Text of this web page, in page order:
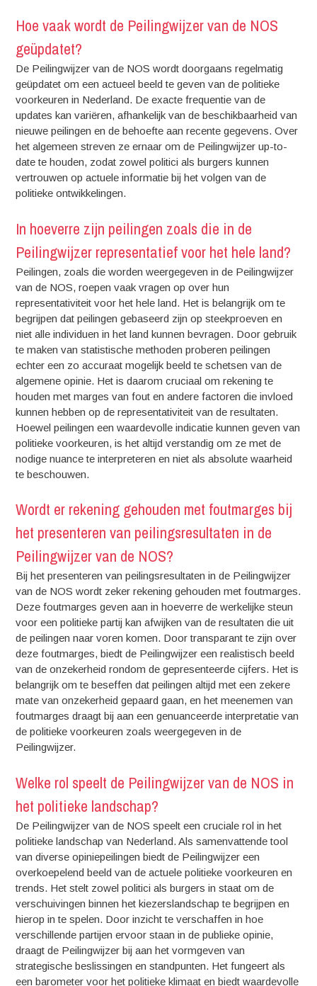
Hoe vaak wordt de Peilingwijzer van de NOS
geüpdatet?
De Peilingwijzer van de NOS wordt doorgaans regelmatig
geüpdatet om een actueel beeld te geven van de politieke
voorkeuren in Nederland. De exacte frequentie van de
updates kan variëren, afhankelijk van de beschikbaarheid van
nieuwe peilingen en de behoefte aan recente gegevens. Over
het algemeen streven ze ernaar om de Peilingwijzer up-to-
date te houden, zodat zowel politici als burgers kunnen
vertrouwen op actuele informatie bij het volgen van de
politieke ontwikkelingen.
In hoeverre zijn peilingen zoals die in de
Peilingwijzer representatief voor het hele land?
Peilingen, zoals die worden weergegeven in de Peilingwijzer
van de NOS, roepen vaak vragen op over hun
representativiteit voor het hele land. Het is belangrijk om te
begrijpen dat peilingen gebaseerd zijn op steekproeven en
niet alle individuen in het land kunnen bevragen. Door gebruik
te maken van statistische methoden proberen peilingen
echter een zo accuraat mogelijk beeld te schetsen van de
algemene opinie. Het is daarom cruciaal om rekening te
houden met marges van fout en andere factoren die invloed
kunnen hebben op de representativiteit van de resultaten.
Hoewel peilingen een waardevolle indicatie kunnen geven van
politieke voorkeuren, is het altijd verstandig om ze met de
nodige nuance te interpreteren en niet als absolute waarheid
te beschouwen.
Wordt er rekening gehouden met foutmarges bij
het presenteren van peilingsresultaten in de
Peilingwijzer van de NOS?
Bij het presenteren van peilingsresultaten in de Peilingwijzer
van de NOS wordt zeker rekening gehouden met foutmarges.
Deze foutmarges geven aan in hoeverre de werkelijke steun
voor een politieke partij kan afwijken van de resultaten die uit
de peilingen naar voren komen. Door transparant te zijn over
deze foutmarges, biedt de Peilingwijzer een realistisch beeld
van de onzekerheid rondom de gepresenteerde cijfers. Het is
belangrijk om te beseffen dat peilingen altijd met een zekere
mate van onzekerheid gepaard gaan, en het meenemen van
foutmarges draagt bij aan een genuanceerde interpretatie van
de politieke voorkeuren zoals weergegeven in de
Peilingwijzer.
Welke rol speelt de Peilingwijzer van de NOS in
het politieke landschap?
De Peilingwijzer van de NOS speelt een cruciale rol in het
politieke landschap van Nederland. Als samenvattende tool
van diverse opiniepeilingen biedt de Peilingwijzer een
overkoepelend beeld van de actuele politieke voorkeuren en
trends. Het stelt zowel politici als burgers in staat om de
verschuivingen binnen het kiezerslandschap te begrijpen en
hierop in te spelen. Door inzicht te verschaffen in hoe
verschillende partijen ervoor staan in de publieke opinie,
draagt de Peilingwijzer bij aan het vormgeven van
strategische beslissingen en standpunten. Het fungeert als
een barometer voor het politieke klimaat en biedt waardevolle